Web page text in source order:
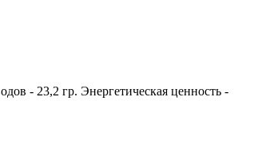
- 23,2 гр. Энергетическая ценность -